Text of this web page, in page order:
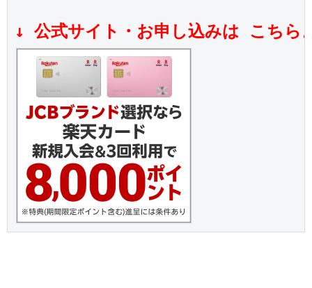
↓ 公式サイト・お申し込みは こちら